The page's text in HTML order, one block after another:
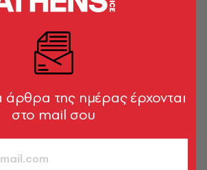
περιοδικό Μίξερ με τον Στέλιο
άρθρα της ημέρας έρχονται
στο mail σου